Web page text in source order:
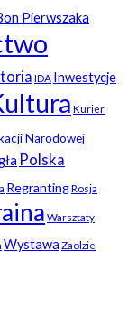
Pierwszaka
IDA Inwestycje
Kurier
Narodowej
Polska
RegrantingRosja
Warsztaty
Wystawa Zaolzie